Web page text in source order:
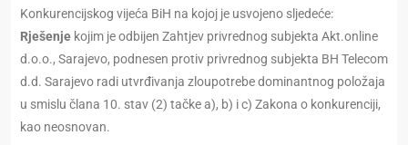
Konkurencijskog vijeća BiH na kojoj je usvojeno sljedeće:
Rješenje kojim je odbijen Zahtjev privrednog subjekta Akt.online
d.o.o., Sarajevo, podnesen protiv privrednog subjekta BH Telecom
d.d. Sarajevo radi utvrđivanja zloupotrebe dominantnog položaja
u smislu člana 10. stav (2) tačke a), b) i c) Zakona o konkurenciji,
kao neosnovan.